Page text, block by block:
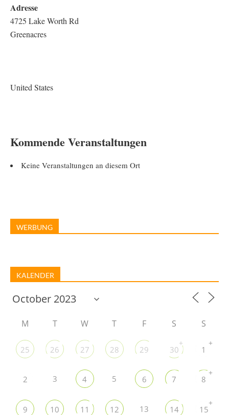
Adresse
4725 Lake Worth Rd
Greenacres
United States
Kommende Veranstaltungen
Keine Veranstaltungen an diesem Ort
WERBUNG
KALENDER
M T W T F S S
25 26 27 28 29 30
+
1
+
2 3 4 5 6 7 8
+
9 10 11 12 13 14 15
+